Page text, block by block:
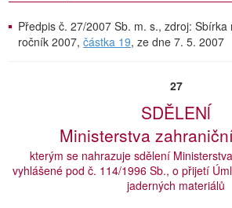
Předpis č. 27/2007 Sb. m. s., zdroj:
ročník 2007, částka 19, ze dne 7. 5. 2007
27
SDĚLENĺ
Ministerstva
kterým se nahrazuje sdělení
vyhlášené pod č. 114/1996 Sb., o přijetí
jaderných materiálů